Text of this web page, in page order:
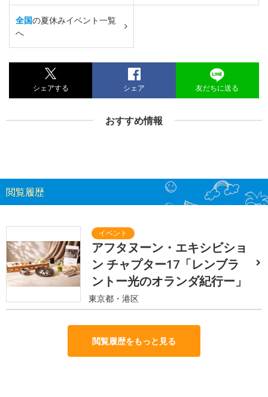
全国の夏休みイベント一覧
へ
シェアする シェア 友だちに送る
おすすめ情報
閲覧履歴
アフタヌーン・エキシビショ
ン チャプター17「レンブラ
ントー光のオランダ紀行ー」
東京都・港区
閲覧履歴をもっと見る